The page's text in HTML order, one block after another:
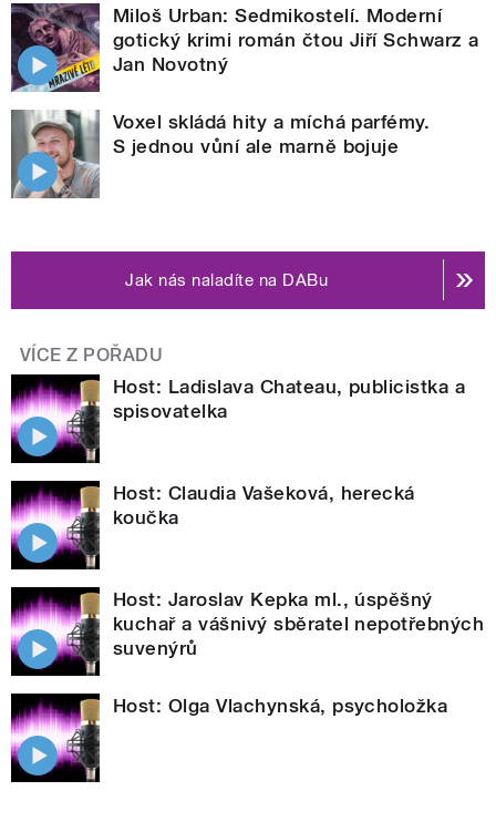
Miloš Urban: Sedmikostelí. Moderní
gotický krimi román čtou Jiří Schwarz a
Jan Novotný
Voxel skládá hity a míchá parfémy.
S jednou vůní ale marně bojuje
Jak nás naladíte na DABu
VÍCE Z POŘADU
Host: Ladislava Chateau, publicistka a
spisovatelka
Host: Claudia Vašeková, herecká
koučka
Host: Jaroslav Kepka ml., úspěšný
kuchař a vášnivý sběratel nepotřebných
suvenýrů
Host: Olga Vlachynská, psycholožka